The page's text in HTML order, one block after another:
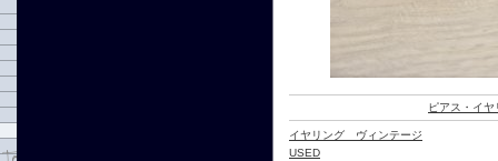
ピアス・イヤ
イヤリング ヴィンテージ
USED